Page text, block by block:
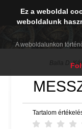
BDK PréPost
Balla D.
Tartalom
Ez a weboldal
weboldalunk
A weboldalunkon